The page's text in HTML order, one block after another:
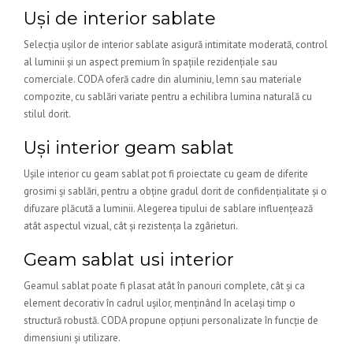
Uși de interior sablate
Selecția ușilor de interior sablate asigură intimitate moderată, control
al luminii și un aspect premium în spațiile rezidențiale sau
comerciale. CODA oferă cadre din aluminiu, lemn sau materiale
compozite, cu sablări variate pentru a echilibra lumina naturală cu
stilul dorit.
Uși interior geam sablat
Ușile interior cu geam sablat pot fi proiectate cu geam de diferite
grosimi și sablări, pentru a obține gradul dorit de confidențialitate și o
difuzare plăcută a luminii. Alegerea tipului de sablare influențează
atât aspectul vizual, cât și rezistența la zgârieturi.
Geam sablat usi interior
Geamul sablat poate fi plasat atât în panouri complete, cât și ca
element decorativ în cadrul ușilor, menținând în același timp o
structură robustă. CODA propune opțiuni personalizate în funcție de
dimensiuni și utilizare.